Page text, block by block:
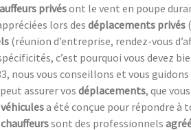
privésont le vent en poupe
lors des déplacements privés
(réunion d’entreprise, rendez-vous
c’est pourquoi vous devez
nous vous conseillons et vous
peut assurer vos déplacements, que
a été conçue pour répondre à
chauffeurssont des professionnels